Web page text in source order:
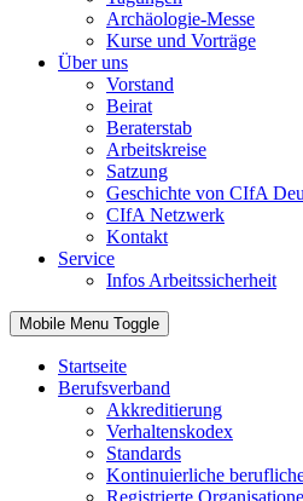
Archäologie-Messe
Kurse und Vorträge
Über uns
Vorstand
Beirat
Beraterstab
Arbeitskreise
Satzung
Geschichte von CIfA
CIfA Netzwerk
Kontakt
Service
Infos Arbeitssicherheit
Mobile Menu Toggle
Startseite
Berufsverband
Akkreditierung
Verhaltenskodex
Standards
Kontinuierliche
Registrierte